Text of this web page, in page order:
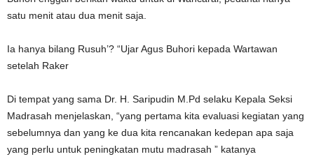
satu menit atau dua menit saja.
Ia hanya bilang Rusuh’? “Ujar Agus Buhori kepada Wartawan
setelah Raker
Di tempat yang sama Dr. H. Saripudin M.Pd selaku Kepala Seksi
Madrasah menjelaskan, “yang pertama kita evaluasi kegiatan yang
sebelumnya dan yang ke dua kita rencanakan kedepan apa saja
yang perlu untuk peningkatan mutu madrasah ” katanya